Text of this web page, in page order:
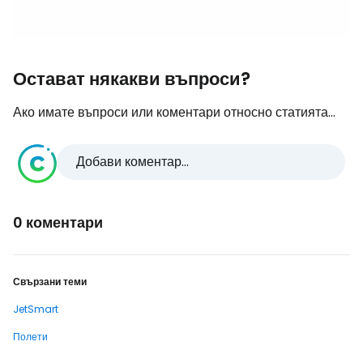
Остават някакви въпроси?
Ако имате въпроси или коментари относно статията...
Добави коментар...
0 коментари
Свързани теми
JetSmart
Полети